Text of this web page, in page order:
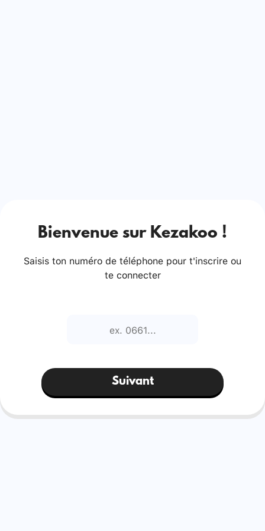
Bienvenue sur Kezakoo !
Saisis ton numéro de téléphone pour t'inscrire ou
te connecter
Suivant